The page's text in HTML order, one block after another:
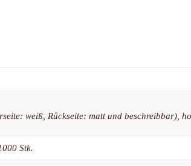
weiß, Rückseite: matt und beschreibbar),
Stk.